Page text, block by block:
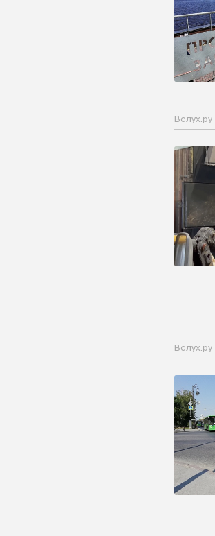
Вслух.ру
Вслух.ру